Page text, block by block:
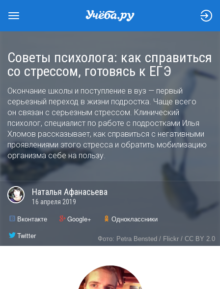
Советы психолога: как справиться
со стрессом, готовясь к ЕГЭ
Окончание школы и поступление в вуз — первый
серьезный переход в жизни подростка. Чаще всего
он связан с серьезным стрессом. Клинический
психолог, специалист по работе с подростками Илья
Хломов рассказывает, как справиться с негативными
проявлениями этого стресса и обратить мобилизацию
организма себе на пользу.
Наталья Афанасьева
16 апреля 2019
Вконтакте Google+
Одноклассники
Twitter
Фото: Petra Bensted / Flickr / CC BY 2.0